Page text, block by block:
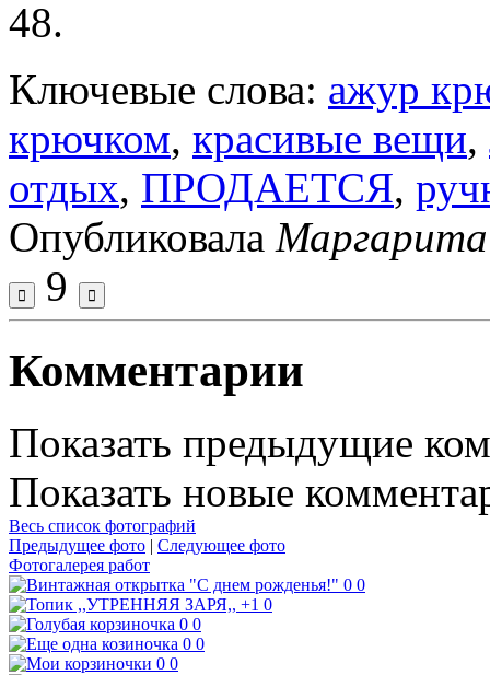
48.
Ключевые слова: ажур
крючком, красивые вещи,
отдых, ПРОДАЕТСЯ,
Опубликовала
9
Комментарии
Показать предыдущие
Показать новые
Весь список фотографий
Предыдущее фото | Следующее фото
Фотогалерея работ
0 0
+1 0
0 0
0 0
0 0